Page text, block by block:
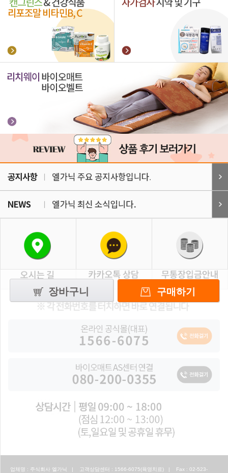
구매하기
장바구니
업체명 : 주식회사 엘가닉 | 고객상담센터 : 1566-6075(육영치료) | Fax : 02-523-